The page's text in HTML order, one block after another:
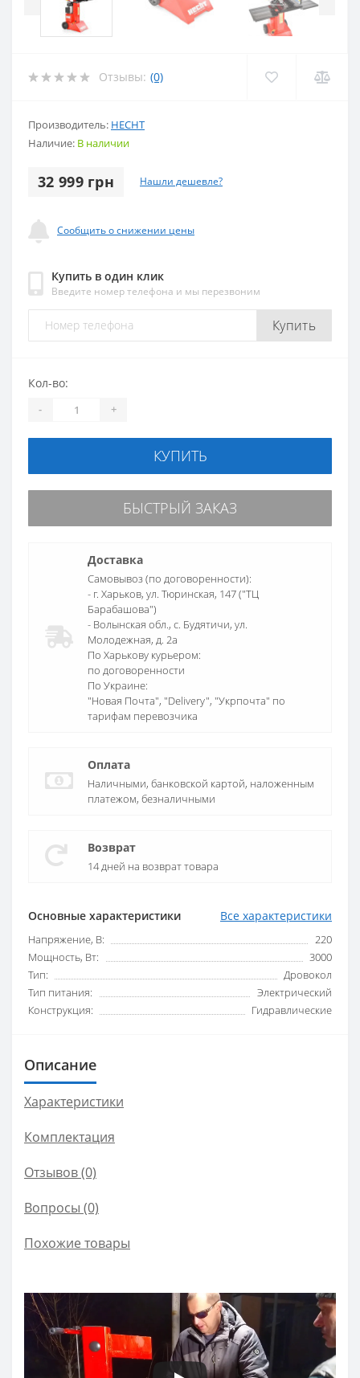
Отзывы: (0)
Производитель: HECHT
Наличие: В наличии
32 999 грн Нашли дешевле?
Сообщить о снижении цены
Купить в один клик
Введите номер телефона и мы перезвоним
Купить
Основные характеристики Все характеристики
Напряжение, В:
220
Мощность, Вт:
3000
Тип:
Дровокол
Тип питания:
Электрический
Конструкция:
Гидравлические
Кол-во:
- +
КУПИТЬ
БЫСТРЫЙ ЗАКАЗ
Доставка
Самовывоз (по договоренности):
- г. Харьков, ул. Тюринская, 147 ("ТЦ
Барабашова")
- Волынская обл., c. Будятичи, ул.
Молодежная, д. 2а
По Харькову курьером:
по договоренности
По Украине:
"Новая Почта", "Delivery", "Укрпочта" по
тарифам перевозчика
Оплата
Наличными, банковской картой, наложенным
платежом, безналичными
Возврат
14 дней на возврат товара
Описание
Характеристики
Комплектация
Отзывов (0)
Вопросы (0)
Похожие товары